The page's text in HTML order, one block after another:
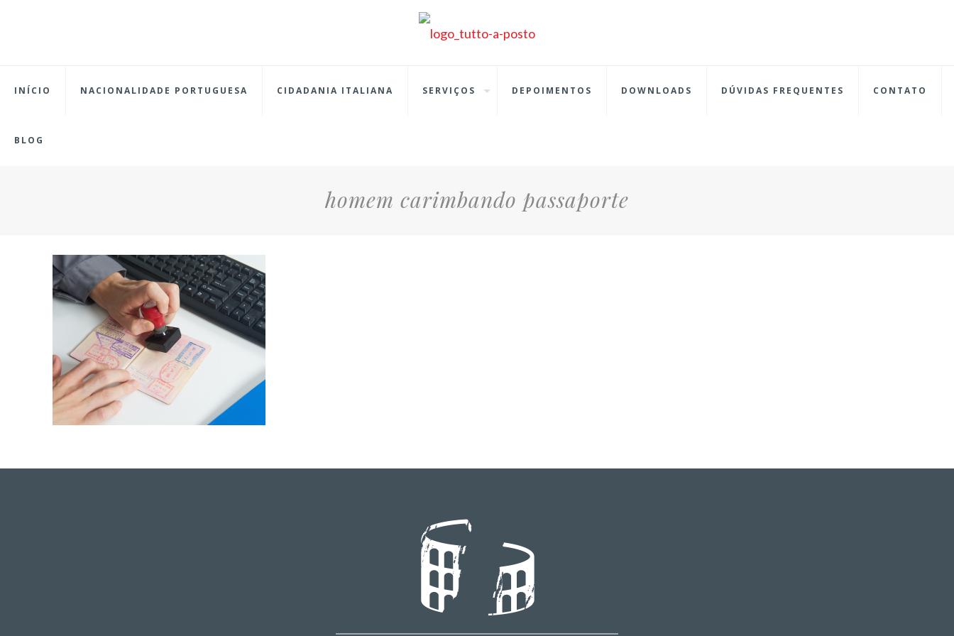
INÍCIO NACIONALIDADE PORTUGUESA CIDADANIA ITALIANA SERVIÇOS DEPOIMENTOS DOWNLOADS DÚVIDAS FREQUENTES CONTATO
BLOG
homem carimbando passaporte